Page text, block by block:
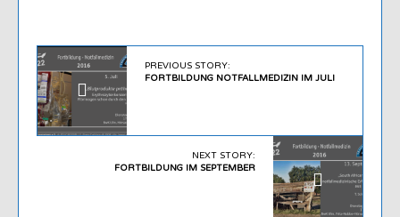
PREVIOUS STORY:
FORTBILDUNG NOTFALLMEDIZIN IM JULI
NEXT STORY:
FORTBILDUNG IM SEPTEMBER